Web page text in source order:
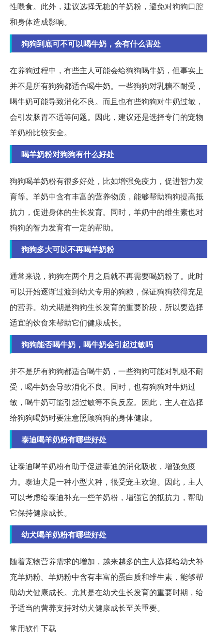
性喂食。此外，建议选择无糖的羊奶粉，避免对狗狗口腔
和身体造成影响。
狗狗到底可不可以喝牛奶，会有什么害处
在养狗过程中，有些主人可能会给狗狗喝牛奶，但事实上
并不是所有狗狗都适合喝牛奶。一些狗狗对乳糖不耐受，
喝牛奶可能导致消化不良。而且也有些狗狗对牛奶过敏，
会引发肠胃不适等问题。因此，建议还是选择专门的宠物
羊奶粉比较安全。
喝羊奶粉对狗狗有什么好处
狗狗喝羊奶粉有很多好处，比如增强免疫力，促进智力发
育等。羊奶中含有丰富的营养物质，能够帮助狗狗提高抵
抗力，促进身体的生长发育。同时，羊奶中的维生素也对
狗狗的智力发育有一定的帮助。
狗狗多大可以不再喝羊奶粉
通常来说，狗狗在两个月之后就不再需要喝奶粉了。此时
可以开始逐渐过渡到幼犬专用的狗粮，保证狗狗获得充足
的营养。幼犬期是狗狗生长发育的重要阶段，所以要选择
适宜的饮食来帮助它们健康成长。
狗狗能否喝牛奶，喝牛奶会引起过敏吗
并不是所有狗狗都适合喝牛奶，一些狗狗可能对乳糖不耐
受，喝牛奶会导致消化不良。同时，也有狗狗对牛奶过
敏，喝牛奶可能引起过敏等不良反应。因此，主人在选择
给狗狗喝奶时要注意照顾狗狗的身体健康。
泰迪喝羊奶粉有哪些好处
让泰迪喝羊奶粉有助于促进泰迪的消化吸收，增强免疫
力。泰迪犬是一种小型犬种，很受宠主欢迎。因此，主人
可以考虑给泰迪补充一些羊奶粉，增强它的抵抗力，帮助
它保持健康成长。
幼犬喝羊奶粉有哪些好处
随着宠物营养需求的增加，越来越多的主人选择给幼犬补
充羊奶粉。羊奶粉中含有丰富的蛋白质和维生素，能够帮
助幼犬健康成长。尤其是在幼犬生长发育的重要时期，给
予适当的营养支持对幼犬健康成长至关重要。
常用软件下载